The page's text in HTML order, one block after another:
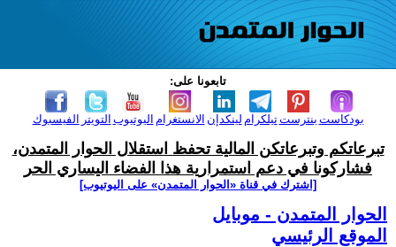
تابعونا على:
الفيسبوك التويتر اليوتيوب الانستغرام لينكدإن تيلكرامبنترست بودكاست
تبرعاتكم وتبرعاتكن المالية تحفظ استقلال الحوار المتمدن،
فشاركونا في دعم استمرارية هذا الفضاء اليساري الحر
[اشترك في قناة ‫«الحوار المتمدن» على اليوتيوب]
الحوار المتمدن - موبايل
الموقع الرئيسي